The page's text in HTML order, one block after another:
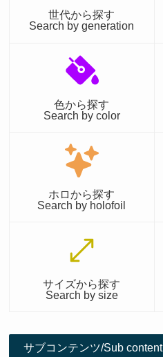
世代から探す
Search by generation
色から探す
Search by color
ホロから探す
Search by holofoil
サイズから探す
Search by size
サブコンテンツ/Sub content